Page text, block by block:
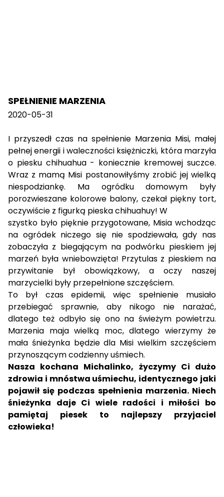
SPEŁNIENIE MARZENIA
2020-05-31
I przyszedł czas na spełnienie Marzenia Misi, małej
pełnej energii i waleczności księżniczki, która marzyła
o piesku chihuahua - koniecznie kremowej suczce.
Wraz z mamą Misi postanowiłyśmy zrobić jej wielką
niespodziankę. Ma ogródku domowym były
porozwieszane kolorowe balony, czekał piękny tort,
oczywiście z figurką pieska chihuahuy! W
szystko było pięknie przygotowane, Misia wchodząc
na ogródek niczego się nie spodziewała, gdy nas
zobaczyła z biegającym na podwórku pieskiem jej
marzeń była wniebowzięta! Przytulas z pieskiem na
przywitanie był obowiązkowy, a oczy naszej
marzycielki były przepełnione szczęściem.
To był czas epidemii, więc spełnienie musiało
przebiegać sprawnie, aby nikogo nie narażać,
dlatego też odbyło się ono na świeżym powietrzu.
Marzenia maja wielką moc, dlatego wierzymy że
mała śnieżynka będzie dla Misi wielkim szczęściem
przynoszącym codzienny uśmiech.
Nasza kochana Michalinko, życzymy Ci dużo
zdrowia i mnóstwa uśmiechu, identycznego jaki
pojawił się podczas spełnienia marzenia. Niech
śnieżynka daje Ci wiele radości i miłości bo
pamiętaj piesek to najlepszy przyjaciel
człowieka!